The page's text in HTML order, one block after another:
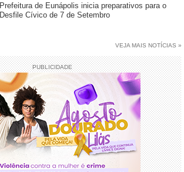
Prefeitura de Eunápolis inicia preparativos para o
Desfile Cívico de 7 de Setembro
VEJA MAIS NOTÍCIAS »
PUBLICIDADE